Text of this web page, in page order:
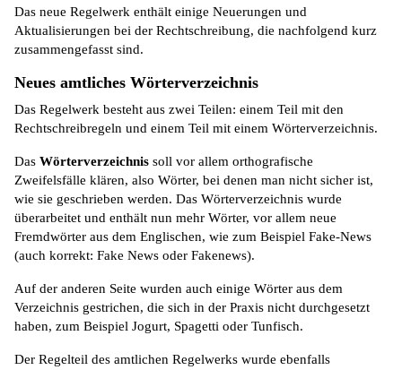
Das neue Regelwerk enthält einige Neuerungen und
Aktualisierungen bei der Rechtschreibung, die nachfolgend kurz
zusammengefasst sind.
Neues amtliches Wörterverzeichnis
Das Regelwerk besteht aus zwei Teilen: einem Teil mit den
Rechtschreibregeln und einem Teil mit einem Wörterverzeichnis.
DasWörterverzeichnis soll vor allem orthografische
Zweifelsfälle klären, also Wörter, bei denen man nicht sicher ist,
wie sie geschrieben werden. Das Wörterverzeichnis wurde
überarbeitet und enthält nun mehr Wörter, vor allem neue
Fremdwörter aus dem Englischen, wie zum Beispiel Fake-News
(auch korrekt: Fake News oder Fakenews).
Auf der anderen Seite wurden auch einige Wörter aus dem
Verzeichnis gestrichen, die sich in der Praxis nicht durchgesetzt
haben, zum Beispiel Jogurt, Spagetti oder Tunfisch.
Der Regelteil des amtlichen Regelwerks wurde ebenfalls